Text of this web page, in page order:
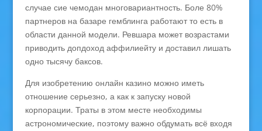
случае сие чемодан многовариантность. Боле 80%
партнеров на базаре гемблинга работают то есть в
области данной модели. Ревшара может возрастами
приводить допдоход аффилиейту и доставил лишать
одно тысячу баксов.
Для изобретению онлайн казино можно иметь
отношение серьезно, а как к запуску новой
корпорации. Траты в этом месте необходимы
астрономические, поэтому важно обдумать всё входя